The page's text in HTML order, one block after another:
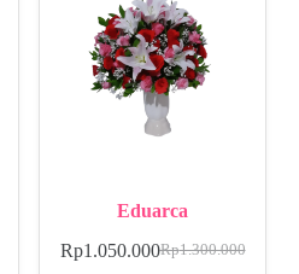
Eduarca
Rp1.300.000
Rp1.050.000